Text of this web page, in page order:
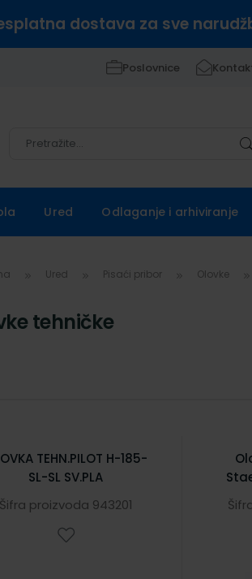
dostava za sve
Poslovnice
Ured Odlaganje i arhiviranje
Ured Pisaći pribor Olovke
tehničke
TEHN.PILOT H-185-
SL-SL SV.PLA
proizvoda 943201